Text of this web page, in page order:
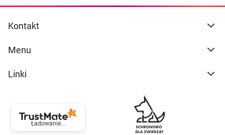
Kontakt
Menu
Linki
Ładowanie...